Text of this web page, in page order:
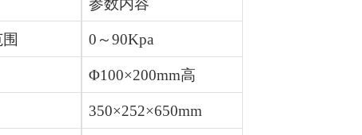
参数内容
0～90Kpa
Φ100×200mm高
350×252×650mm